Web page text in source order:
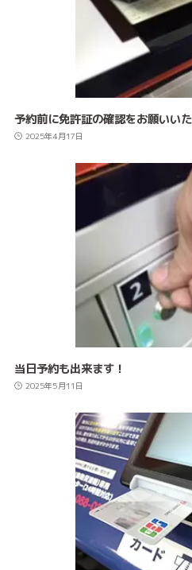
予約前に免許証の確認をお願いい
2025年4月17日
当日予約も出来ます！
2025年5月11日